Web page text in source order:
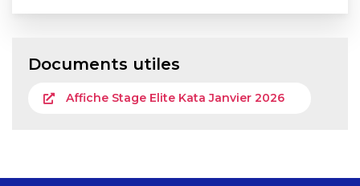
Documents utiles
Affiche Stage Elite Kata Janvier 2026